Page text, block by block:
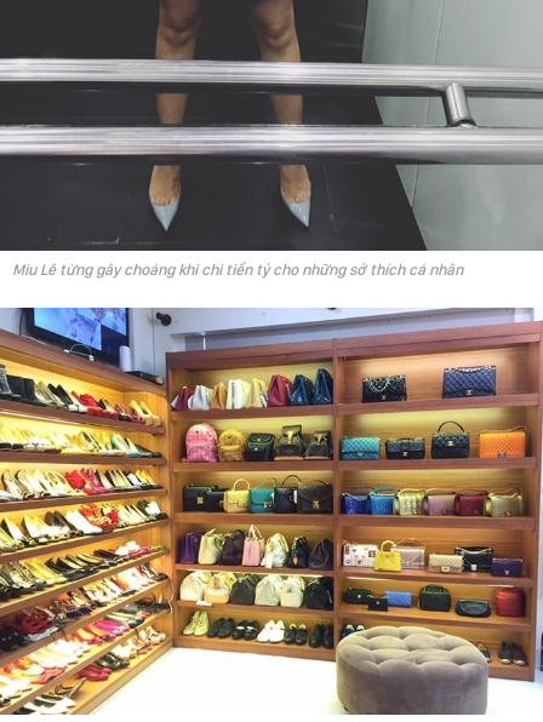
Miu Lê từng gây choáng khi chi tiền tỷ cho những sở thích cá nhân